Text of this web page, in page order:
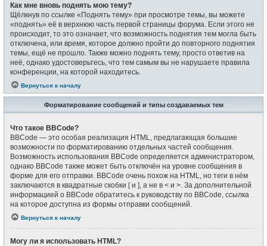
Как мне вновь поднять мою тему?
Щёлкнув по ссылке «Поднять тему» при просмотре темы, вы можете
«поднять» её в верхнюю часть первой страницы форума. Если этого не
происходит, то это означает, что возможность поднятия тем могла быть
отключена, или время, которое должно пройти до повторного поднятия
темы, ещё не прошло. Также можно поднять тему, просто ответив на
неё, однако удостоверьтесь, что тем самым вы не нарушаете правила
конференции, на которой находитесь.
Вернуться к началу
Форматирование сообщений и типы создаваемых тем
Что такое BBCode?
BBCode — это особая реализация HTML, предлагающая большие
возможности по форматированию отдельных частей сообщения.
Возможность использования BBCode определяется администратором,
однако BBCode также может быть отключён на уровне сообщения в
форме для его отправки. BBCode очень похож на HTML, но теги в нём
заключаются в квадратные скобки [ и ], а не в < и >. За дополнительной
информацией о BBCode обратитесь к руководству по BBCode, ссылка
на которое доступна из формы отправки сообщений.
Вернуться к началу
Могу ли я использовать HTML?